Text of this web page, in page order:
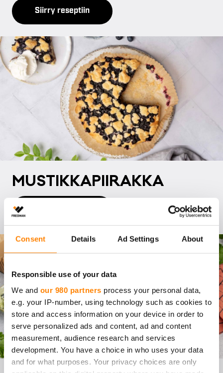
Consent Details Ad Settings About
Responsible use of your data
We and our 980 partners process your personal data,
e.g. your IP-number, using technology such as cookies to
store and access information on your device in order to
serve personalized ads and content, ad and content
measurement, audience research and services
development. You have a choice in who uses your data
and for what purposes. Your privacy choices are only
Siirry reseptiin
MUS­TIK­KA­PII­RAK­KA